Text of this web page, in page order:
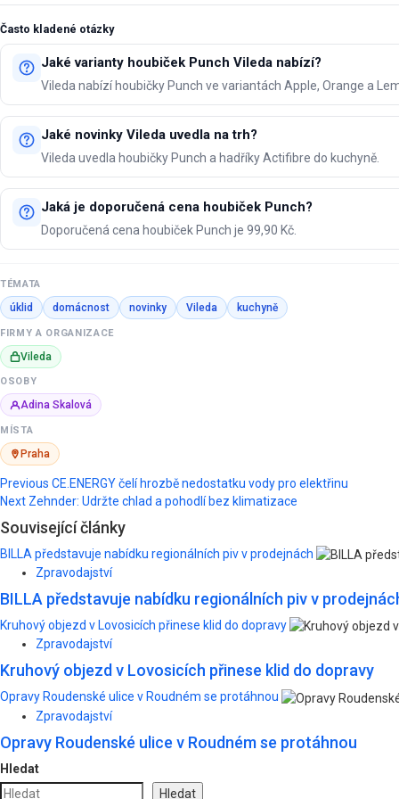
Často kladené otázky
Jaké varianty houbiček Punch Vileda nabízí?
Vileda nabízí houbičky Punch ve variantách Apple, Orange a
Jaké novinky Vileda uvedla na trh?
Vileda uvedla houbičky Punch a hadříky Actifibre do kuchyně.
Jaká je doporučená cena houbiček Punch?
Doporučená cena houbiček Punch je 99,90 Kč.
TÉMATA
úklid domácnost novinky Vileda kuchyně
FIRMY A ORGANIZACE
Vileda
OSOBY
Adina Skalová
MÍSTA
Praha
Post
navigation
Previous CE.ENERGY čelí hrozbě nedostatku vody pro elektřinu
Next Zehnder: Udržte chlad a pohodlí bez klimatizace
Související články
BILLA představuje nabídku regionálních piv v prodejnách
Zpravodajství
BILLA představuje nabídku regionálních piv v
Kruhový objezd v Lovosicích přinese klid do dopravy
Zpravodajství
Kruhový objezd v Lovosicích přinese klid do dopravy
Opravy Roudenské ulice v Roudném se protáhnou
Zpravodajství
Opravy Roudenské ulice v Roudném se protáhnou
Hledat
Hledat